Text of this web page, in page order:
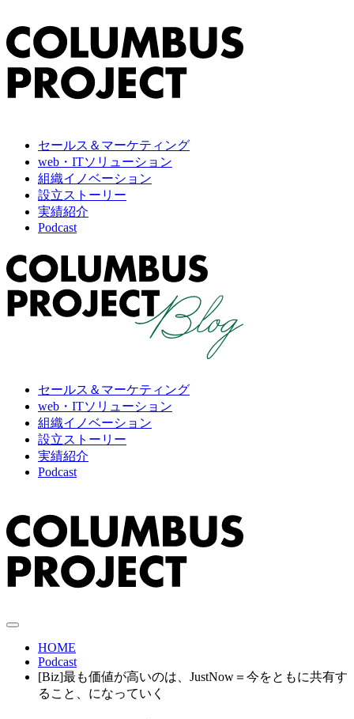
セールス＆マーケティング
web・ITソリューション
組織イノベーション
設立ストーリー
実績紹介
Podcast
セールス＆マーケティング
web・ITソリューション
組織イノベーション
設立ストーリー
実績紹介
Podcast
HOME
Podcast
[Biz]最も価値が高いのは、JustNow＝今をともに共有す
ること、になっていく